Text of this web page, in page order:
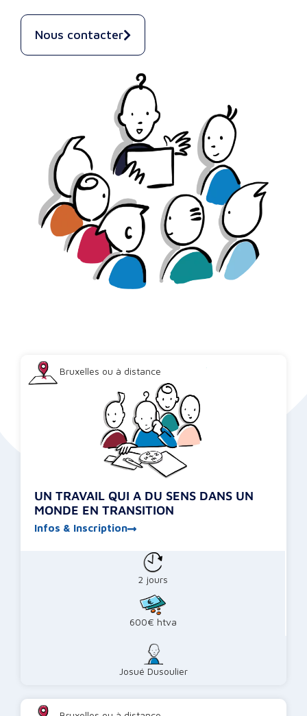
Nous contacter
Bruxelles ou à distance
UN TRAVAIL QUI A DU SENS DANS UN
MONDE EN TRANSITION
Infos & Inscription
2 jours
600€ htva
Josué Dusoulier